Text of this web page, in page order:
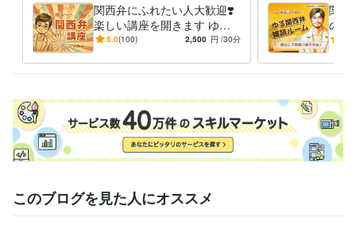
⭐️敬語・タメ口等　ご希望をおっしゃってください
⭐️その他ご質問等ございましたら
お気軽にメッセージ頂ければと思います
経営・マネジメント / 経営者・CEO・COO 経験年数 : 25年
人事 / 人材開発・人材育成・研修 経験年数 : 22年
ライフスタイル・その他 / 美容師・ネイリスト・美容家
経験年数 : 3
ライフスタイル・その他 / カウンセラー・コーチ
関西弁にふれたい人大歓迎❣️
楽しい講座を開きます ゆる
ーい関西弁の僕が…優し〜く
⤴️
5.0(100) 2,500 円 /30分
関西
の雑
談
よ〜
このブログを見た人にオススメ